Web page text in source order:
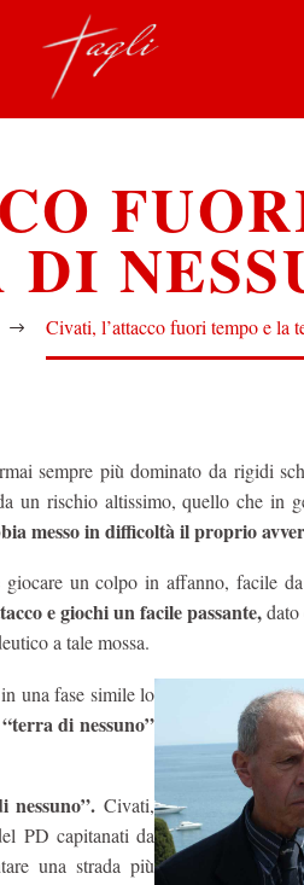
Civati, l’attacco fuori tempo e la
sempre più dominato da rigidi
un rischio altissimo, quello che in
messo in difficoltà il proprio
un colpo in affanno, facile
e giochi un facile passante,dato
a tale mossa.
una fase simile lo
di nessuno”
nessuno”. Civati,
PD capitanati da
una strada più